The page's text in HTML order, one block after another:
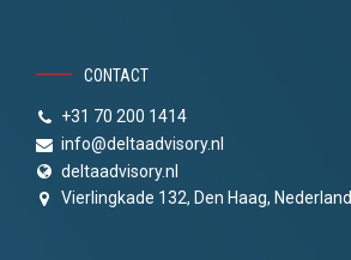
CONTACT
+31 70 200 1414
info@deltaadvisory.nl
deltaadvisory.nl
Vierlingkade 132, Den Haag, Nederland